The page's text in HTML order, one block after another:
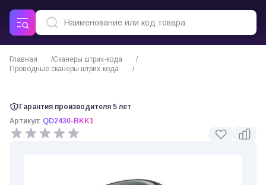
Главная
Сканеры штрих-кода
Проводные сканеры штрих-кода
Гарантия производителя 5 лет
Артикул: QD2430-BKK1